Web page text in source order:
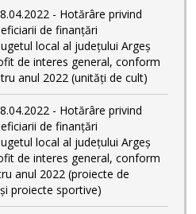
- Hotărâre privind
de finanțări
local al județului Argeș
de interes general, conform
anul 2022 (unități de cult)
- Hotărâre privind
de finanțări
local al județului Argeș
de interes general, conform
anul 2022 (proiecte de
proiecte sportive)